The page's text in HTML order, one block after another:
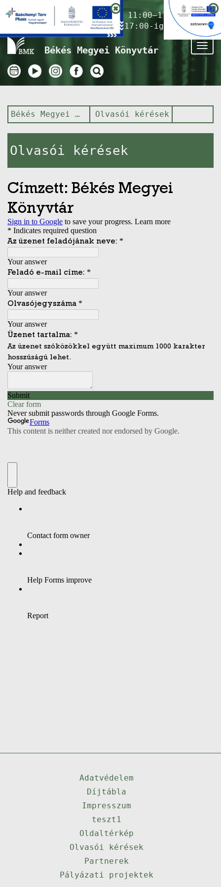
Nyitvatartás ma:11:00–17:00
(Gyermekkönyvtár 17:00-ig)
Békés Megyei Könyvtár
Békés Megyei Könyvtár Olvasói kérések
Olvasói kérések
Adatvédelem
Díjtábla
Impresszum
teszt1
Oldaltérkép
Olvasói kérések
Partnerek
Pályázati projektek